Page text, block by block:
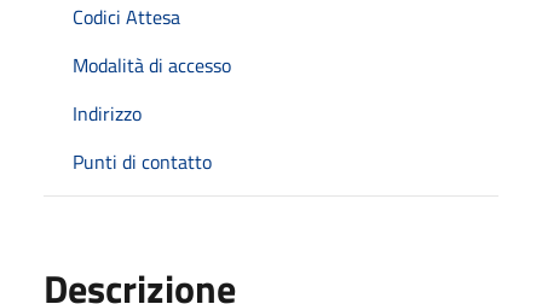
Codici Attesa
Modalità di accesso
Indirizzo
Punti di contatto
Descrizione